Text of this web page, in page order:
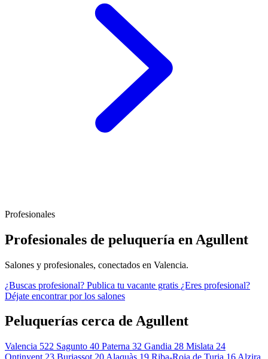
Profesionales
Profesionales de peluquería en Agullent
Salones y profesionales, conectados en Valencia.
¿Buscas profesional? Publica tu vacante gratis ¿Eres profesional?
Déjate encontrar por los salones
Peluquerías cerca de Agullent
Valencia 522 Sagunto 40 Paterna 32 Gandia 28 Mislata 24